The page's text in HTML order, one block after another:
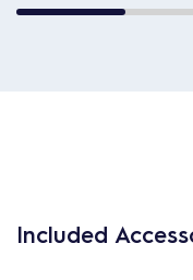
Included